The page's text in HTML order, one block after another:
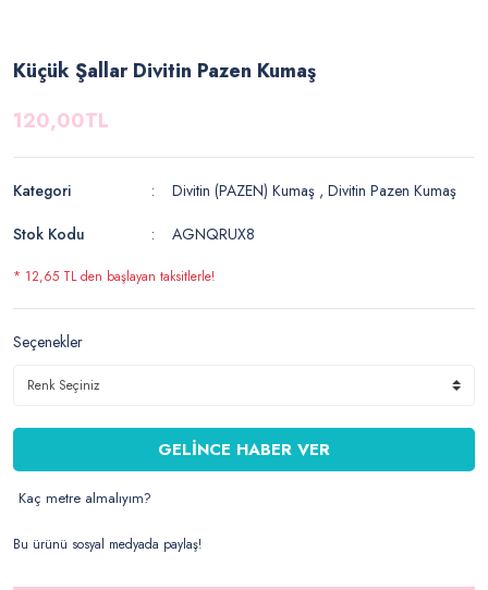
Küçük Şallar Divitin Pazen Kumaş
120,00TL
Kategori Divitin (PAZEN) Kumaş ,Divitin Pazen Kumaş
Stok Kodu
AGNQRUX8
* 12,65 TL den başlayan taksitlerle!
Seçenekler
GELİNCE HABER VER
Kaç metre almalıyım?
Bu ürünü sosyal medyada paylaş!